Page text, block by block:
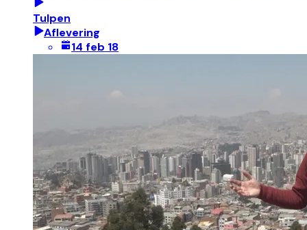
Tulpen
Aflevering
14 feb 18